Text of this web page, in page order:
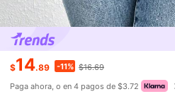
$14.89 -11% $16.69
Paga ahora, o en 4 pagos de $3.72